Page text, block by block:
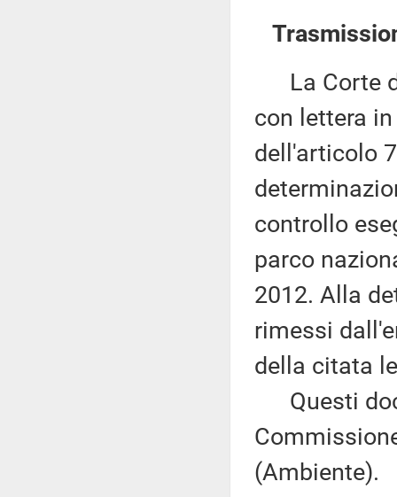
La Corte
con lettera
dell'articolo
controllo
parco
2012. Alla
rimessi
della citata
Questi
(Ambiente).